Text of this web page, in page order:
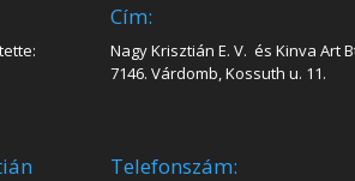
Cím:
Nagy Krisztián E. V. és Kinva Art
7146. Várdomb, Kossuth u. 11.
Telefonszám: